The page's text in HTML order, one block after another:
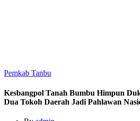
Pemkab Tanbu
Kesbangpol Tanah Bumbu Himpun
Dua Tokoh Daerah Jadi Pahlawan